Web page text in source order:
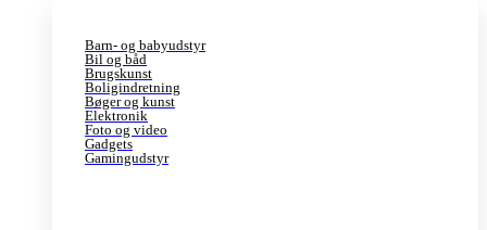
Barn- og babyudstyr
Bil og båd
Brugskunst
Boligindretning
Bøger og kunst
Elektronik
Foto og video
Gadgets
Gamingudstyr